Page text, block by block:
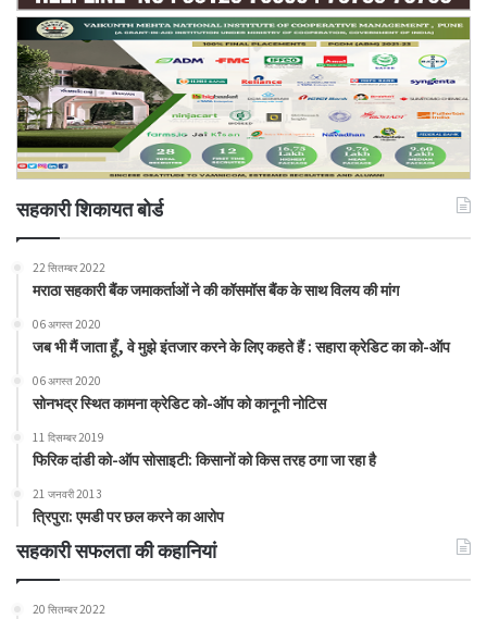
सहकारी शिकायत बोर्ड
22 सितम्बर 2022
मराठा सहकारी बैंक जमाकर्ताओं ने की कॉसमॉस बैंक के साथ विलय की मांग
06 अगस्त 2020
जब भी मैं जाता हूँ, वे मुझे इंतजार करने के लिए कहते हैं : सहारा क्रेडिट का को-ऑप
06 अगस्त 2020
सोनभद्र स्थित कामना क्रेडिट को-ऑप को कानूनी नोटिस
11 दिसम्बर 2019
फिरिक दांडी को-ऑप सोसाइटी: किसानों को किस तरह ठगा जा रहा है
21 जनवरी 2013
त्रिपुरा: एमडी पर छल करने का आरोप
सहकारी सफलता की कहानियां
20 सितम्बर 2022